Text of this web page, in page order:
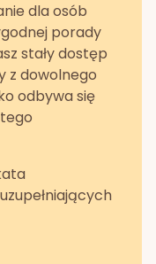
dla osób
porady
stały dostęp
z dowolnego
odbywa się